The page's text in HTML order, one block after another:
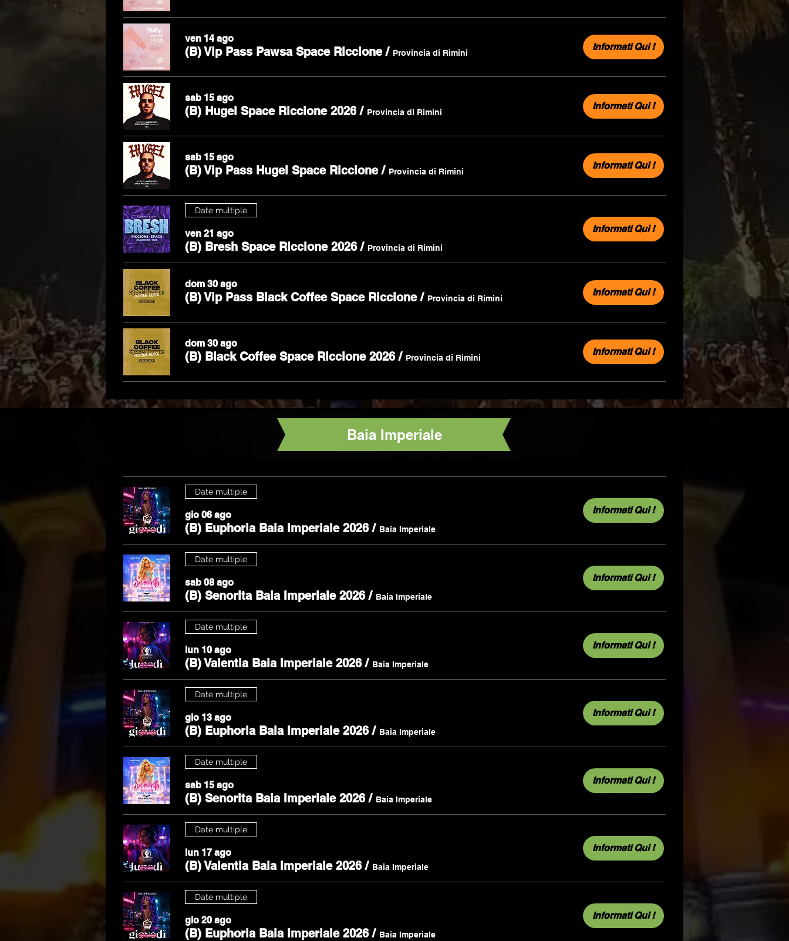
ven 14 ago
(B) Vip Pass Pawsa Space Riccione / Provincia di Rimini
Informati Qui !
sab 15 ago
(B) Hugel Space Riccione 2026 / Provincia di Rimini
Informati Qui !
sab 15 ago
(B) Vip Pass Hugel Space Riccione / Provincia di Rimini
Informati Qui !
Date multiple
ven 21 ago
(B) Bresh Space Riccione 2026 / Provincia di Rimini
Informati Qui !
dom 30 ago
(B) Vip Pass Black Coffee Space Riccione / Provincia di Rimini
Informati Qui !
dom 30 ago
(B) Black Coffee Space Riccione 2026 / Provincia di Rimini
Informati Qui !
Baia Imperiale
Date multiple
gio 06 ago
(B) Euphoria Baia Imperiale 2026 / Baia Imperiale
Informati Qui !
Date multiple
sab 08 ago
(B) Senorita Baia Imperiale 2026 / Baia Imperiale
Informati Qui !
Date multiple
lun 10 ago
(B) Valentia Baia Imperiale 2026 / Baia Imperiale
Informati Qui !
Date multiple
gio 13 ago
(B) Euphoria Baia Imperiale 2026 / Baia Imperiale
Informati Qui !
Date multiple
sab 15 ago
(B) Senorita Baia Imperiale 2026 / Baia Imperiale
Informati Qui !
Date multiple
lun 17 ago
(B) Valentia Baia Imperiale 2026 / Baia Imperiale
Informati Qui !
Date multiple
gio 20 ago
(B) Euphoria Baia Imperiale 2026 / Baia Imperiale
Informati Qui !